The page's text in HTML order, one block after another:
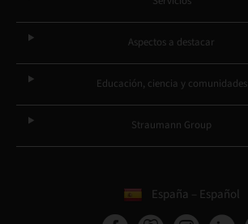
Aspectos a destacar
Educación, ciencia y comunidades
Straumann Group
España – Español